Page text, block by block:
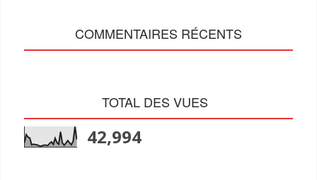
COMMENTAIRES RÉCENTS
TOTAL DES VUES
42,994